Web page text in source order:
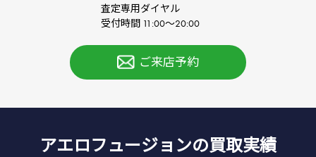
査定専用ダイヤル
受付時間 11:00～20:00
ご来店予約
アエロフュージョンの買取実績